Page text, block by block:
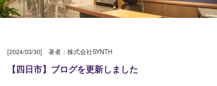
[2024/03/30] 著者：株式会社SYNTH
【四日市】ブログを更新しました